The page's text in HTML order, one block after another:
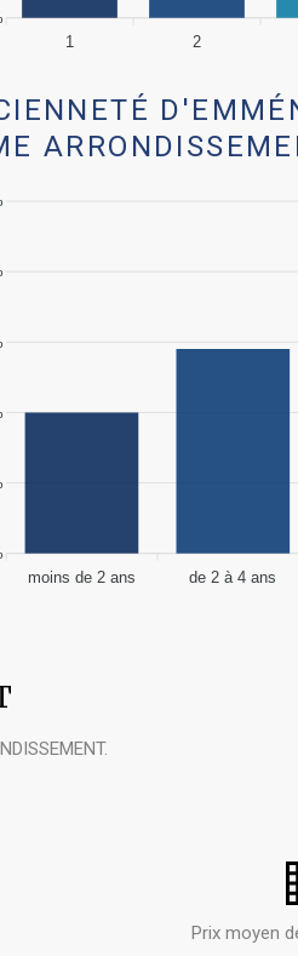
1
2
moins de 2 ans
de 2 à 4 ans
Prix moyen